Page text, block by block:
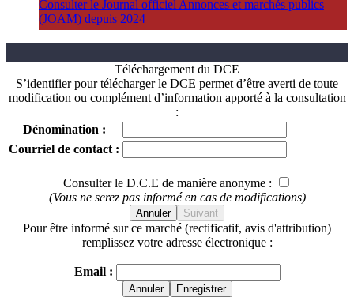
Consulter le Journal officiel Annonces et marchés publics
(JOAM) depuis 2024
Téléchargement du DCE
S’identifier pour télécharger le DCE permet d’être averti de toute
modification ou complément d’information apporté à la consultation
:
Dénomination :
Courriel de contact :
Consulter le D.C.E de manière anonyme :
(Vous ne serez pas informé en cas de modifications)
Annuler Suivant
Pour être informé sur ce marché (rectificatif, avis d'attribution)
remplissez votre adresse électronique :
Email :
Annuler Enregistrer